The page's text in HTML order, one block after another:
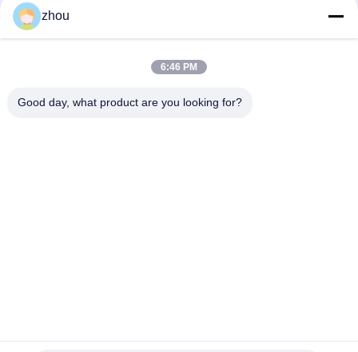
zhou
6:46 PM
Good day, what product are you looking for?